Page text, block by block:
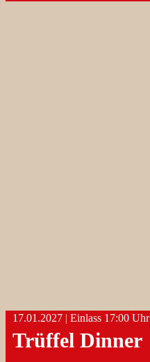
17.01.2027 | Einlass ​17:00 Uhr
Trüffel Dinner